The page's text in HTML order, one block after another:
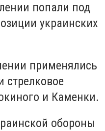
попали под
украинских
применялись
и Каменки.
обороны